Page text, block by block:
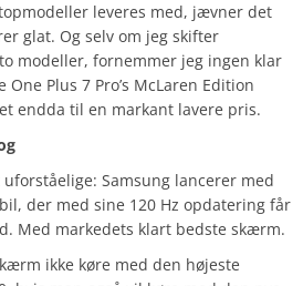
leveres med, jævner det
glat. Og selv om jeg skifter
modeller, fornemmer jeg ingen klar
Plus 7 Pro’s McLaren Edition
endda til en markant lavere pris.
Samsung lancerer med
der med sine 120 Hz opdatering får
Med markedets klart bedste skærm.
ikke køre med den højeste